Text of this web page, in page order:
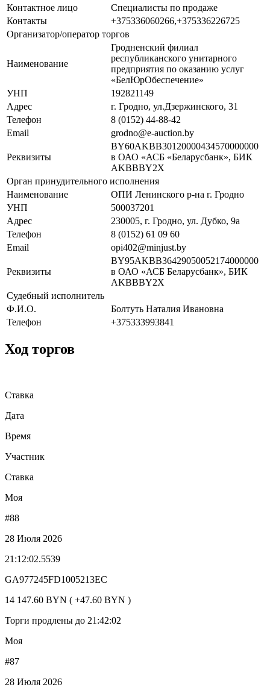
Контактное лицо
Специалисты по продаже
Контакты
+375336060266,+375336226725
Организатор/оператор торгов
Наименование
Гродненский филиал
республиканского унитарного
предприятия по оказанию услуг
«БелЮрОбеспечение»
УНП
192821149
Адрес
г. Гродно, ул.Дзержинского, 31
Телефон
8 (0152) 44-88-42
Email
grodno@e-auction.by
Реквизиты
BY60AKBB30120000434570000000
в ОАО «АСБ «Беларусбанк», БИК
AKBBBY2X
Орган принудительного исполнения
Наименование
ОПИ Ленинского р-на г. Гродно
УНП
500037201
Адрес
230005, г. Гродно, ул. Дубко, 9а
Телефон
8 (0152) 61 09 60
Email
opi402@minjust.by
Реквизиты
BY95AKBB36429050052174000000
в ОАО «АСБ Беларусбанк», БИК
AKBBBY2X
Судебный исполнитель
Ф.И.О.
Болтуть Наталия Ивановна
Телефон
+375333993841
Ход торгов
Ставка
Дата
Время
Участник
Ставка
Моя
#88
28 Июля 2026
21:12:02.5539
GA977245FD1005213EC
14 147.60 BYN ( +47.60 BYN )
Торги продлены до 21:42:02
Моя
#87
28 Июля 2026